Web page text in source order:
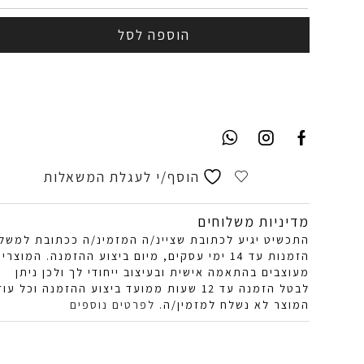
הוספה לסל
הוסף/י לעגלת המשאלות
מדיניות משלוחים
התכשיט יגיע לכתובת שציינ/ה המזמינ/ה ככתובת
הזמנות עד 14 ימי עסקים, מיום ביצוע ההזמנה.
מעוצבים בהתאמה אישית ובעיצוב ייחודי לך ולכן ניתן
לבטל הזמנה עד 12 שעות ממועד ביצוע ההזמנה וכל
המוצר לא נשלח למזמין/ה. לפרטים נוספים